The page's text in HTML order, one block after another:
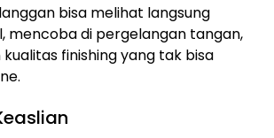
bisa melihat langsung
mencoba di pergelangan tangan,
finishing yang tak bisa